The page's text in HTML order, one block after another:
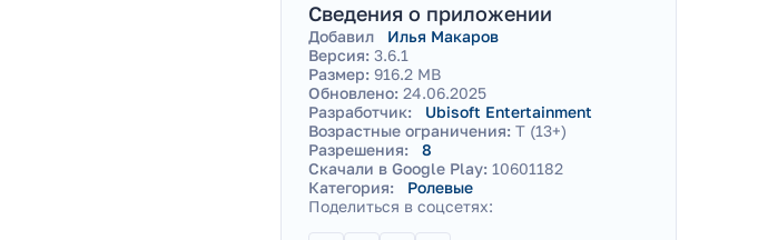
Сведения о приложении
Добавил
Илья Макаров
Версия: 3.6.1
Размер: 916.2 MB
Обновлено: 24.06.2025
Разработчик:
Ubisoft Entertainment
Возрастные ограничения: T (13+)
Разрешения:
8
Скачали в Google Play: 10601182
Категория:
Ролевые
Поделиться в соцсетях: